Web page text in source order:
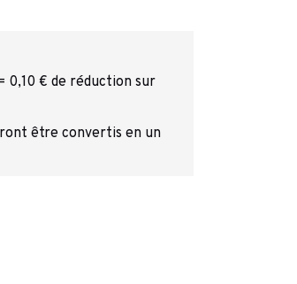
0,10 € de réduction sur
être convertis en un